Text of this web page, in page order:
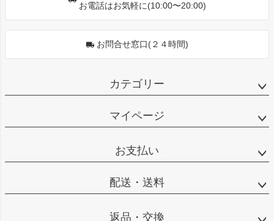
お電話はお気軽に(10:00〜20:00)
お問合せ窓口(２４時間)
カテゴリー
マイページ
お支払い
配送・送料
返品・交換